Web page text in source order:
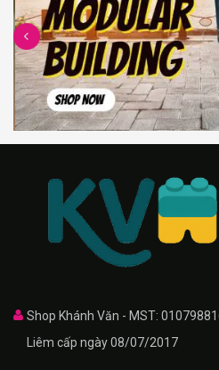
Shop Khánh Văn - MST:
Liêm cấp ngày 08/07/2017